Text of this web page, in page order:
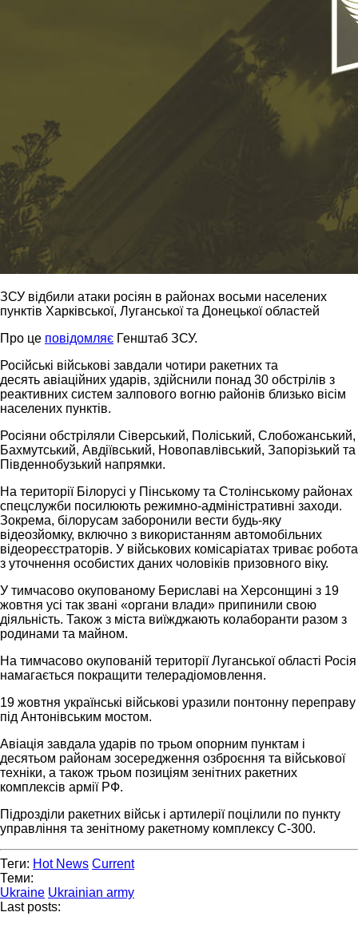
ЗСУ відбили атаки росіян в районах восьми населених
пунктів Харківської, Луганської та Донецької областей
Про це повідомляє Генштаб ЗСУ.
Російські військові завдали чотири ракетних та
десять авіаційних ударів, здійснили понад 30 обстрілів з
реактивних систем залпового вогню районів близько вісім
населених пунктів.
Росіяни обстріляли Сіверський, Поліський, Слобожанський,
Бахмутський, Авдіївський, Новопавлівський, Запорізький та
Південнобузький напрямки.
На території Білорусі у Пінському та Столінському районах
спецслужби посилюють режимно-адміністративні заходи.
Зокрема, білорусам заборонили вести будь-яку
відеозйомку, включно з використанням автомобільних
відеореєстраторів. У військових комісаріатах триває робота
з уточнення особистих даних чоловіків призовного віку.
У тимчасово окупованому Бериславі на Херсонщині з 19
жовтня усі так звані «органи влади» припинили свою
діяльність. Також з міста виїжджають колаборанти разом з
родинами та майном.
На тимчасово окупованій території Луганської області Росія
намагається покращити телерадіомовлення.
19 жовтня українські військові уразили понтонну переправу
під Антонівським мостом.
Авіація завдала ударів по трьом опорним пунктам і
десятьом районам зосередження озброєння та військової
техніки, а також трьом позиціям зенітних ракетних
комплексів армії РФ.
Підрозділи ракетних військ і артилерії поцілили по пункту
управління та зенітному ракетному комплексу С-300.
Теги: Hot News Current
Теми:
Ukraine Ukrainian army
Last posts: